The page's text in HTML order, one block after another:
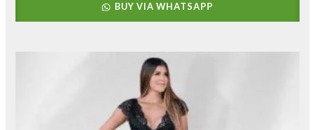
BUY VIA WHATSAPP